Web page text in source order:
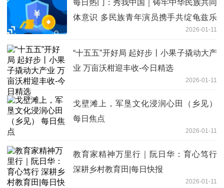
每日热门：秀我中国｜铸牢中华民族共同
体意识 多民族青年演员携手共绽龟兹乐
2026-01-11
“十五五”开好局 起好步丨小果子撬动大产
业 万亩沃柑迎丰收-今日精选
2026-01-11
戈壁滩上，军垦文化浸润心田（乡见）
每日焦点
2026-01-11
教育家精神万里行｜阮日华：育心笃行
深耕乡村教育田|每日快报
2026-01-11